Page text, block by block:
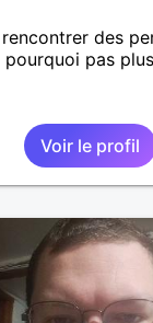
des
pas
Voir le profil